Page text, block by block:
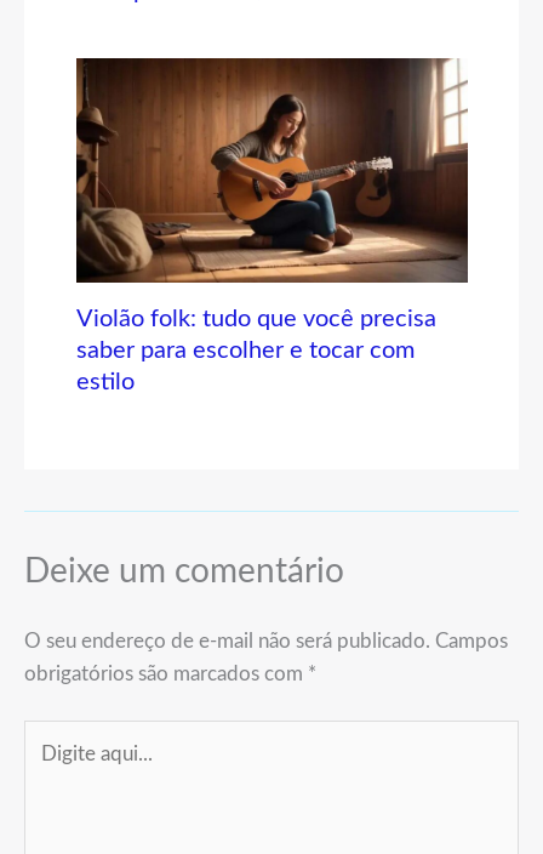
Violão folk: tudo que você precisa
saber para escolher e tocar com
estilo
Deixe um comentário
O seu endereço de e-mail não será publicado. Campos
obrigatórios são marcados com *
aqui...